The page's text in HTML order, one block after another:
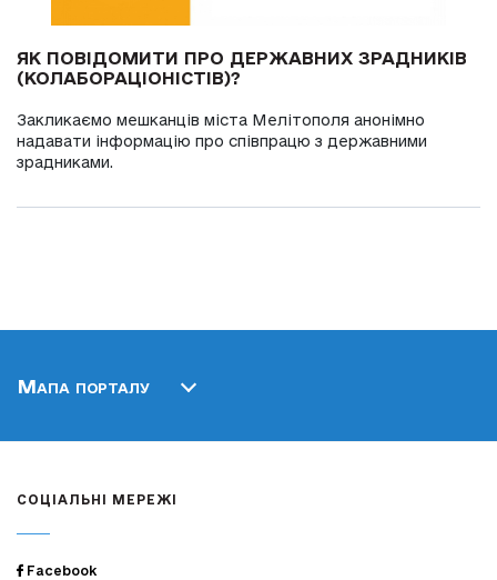
ЯК ПОВІДОМИТИ ПРО ДЕРЖАВНИХ ЗРАДНИКІВ
(КОЛАБОРАЦІОНІСТІВ)?
Закликаємо мешканців міста Мелітополя анонімно
надавати інформацію про співпрацю з державними
зрадниками.
Мапа порталу
СОЦІАЛЬНІ МЕРЕЖІ
Facebook